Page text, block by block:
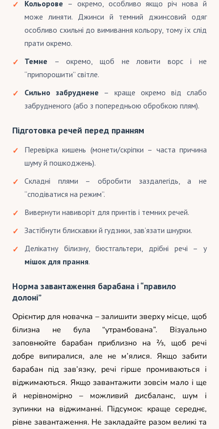
Кольорове – окремо, особливо якщо річ нова й
може линяти. Джинси й темний джинсовий одяг
особливо схильні до вимивання кольору, тому їх слід
прати окремо.
Темне – окремо, щоб не ловити ворс і не
“припорошити” світле.
Сильно забруднене – краще окремо від слабо
забрудненого (або з попередньою обробкою плям).
Підготовка речей перед пранням
Перевірка кишень (монети/скріпки – часта причина
шуму й пошкоджень).
Складні плями – обробити заздалегідь, а не
“сподіватися на режим”.
Вивернути навиворіт для принтів і темних речей.
Застібнути блискавки й гудзики, зав’язати шнурки.
Делікатну білизну, бюстгальтери, дрібні речі – у
мішок для прання.
Норма завантаження барабана і “правило
долоні”
Орієнтир для новачка – залишити зверху місце, щоб
білизна не була “утрамбована”. Візуально
заповнюйте барабан приблизно на 2⁄3, щоб речі
добре випиралися, але не м’ялися. Якщо забити
барабан під зав’язку, речі гірше промиваються і
віджимаються. Якщо завантажити зовсім мало і ще
й нерівномірно – можливий дисбаланс, шум і
зупинки на віджиманні. Підсумок: краще середнє,
рівне завантаження. Не закладайте разом великі та